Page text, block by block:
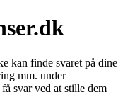
kan finde svaret på dine
mm. under
svar ved at stille dem